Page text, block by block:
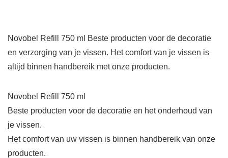
Novobel Refill 750 ml Beste producten voor de decoratie
en verzorging van je vissen. Het comfort van je vissen is
altijd binnen handbereik met onze producten.
Novobel Refill 750 ml
Beste producten voor de decoratie en het onderhoud van
je vissen.
Het comfort van uw vissen is binnen handbereik van onze
producten.